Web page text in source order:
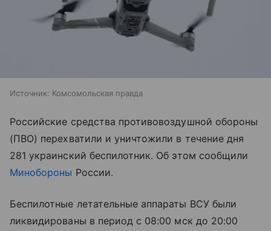
Источник: Комсомольская правда
Российские средства противовоздушной обороны
(ПВО) перехватили и уничтожили в течение дня
281 украинский беспилотник. Об этом сообщили
Минобороны России.
Беспилотные летательные аппараты ВСУ были
ликвидированы в период с 08:00 мск до 20:00